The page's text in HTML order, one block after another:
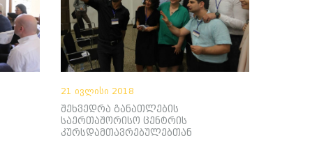
21 ივლისი 2018
შეხვედრა განათლების
საერთაშორისო ცენტრის
კურსდამთავრებულებთან